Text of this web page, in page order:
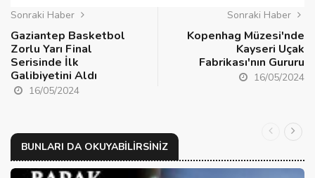
Sonraki Haber
Gaziantep Basketbol
Zorlu Yarı Final
Serisinde İlk
Galibiyetini Aldı
16/05/2024
Sonraki Haber
Kopenhag Müzesi'nde
Kayseri Uçak
Fabrikası'nın Gururu
16/05/2024
BUNLARI DA OKUYABILIRSINIZ